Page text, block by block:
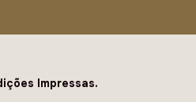
Impressas.